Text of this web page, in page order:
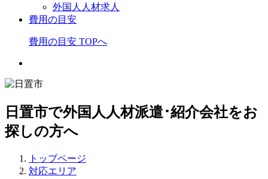
外国人人材求人
費用の目安
費用の目安 TOPへ
日置市で外国人人材派遣･紹介会社をお
探しの方へ
トップページ
対応エリア